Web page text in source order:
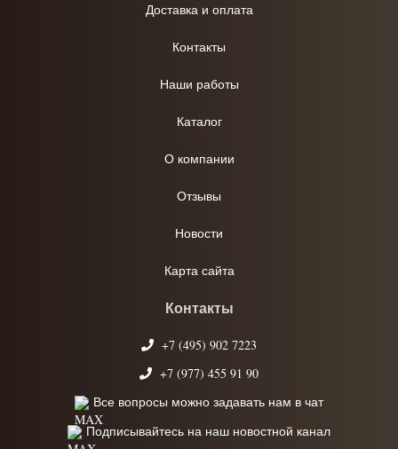
Доставка и оплата
Контакты
Наши работы
Каталог
О компании
Отзывы
Новости
Карта сайта
Контакты
+7 (495) 902 7223
+7 (977) 455 91 90
Все вопросы можно задавать нам в чат
Подписывайтесь на наш новостной канал